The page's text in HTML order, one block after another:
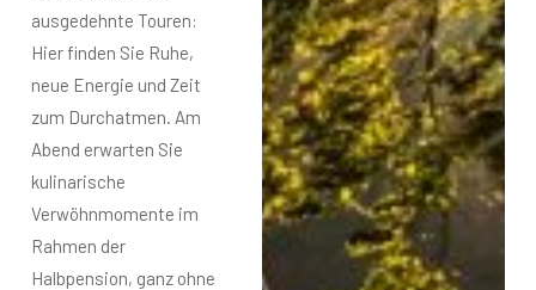
ausgedehnte Touren:
Hier finden Sie Ruhe,
neue Energie und Zeit
zum Durchatmen. Am
Abend erwarten Sie
kulinarische
Verwöhnmomente im
Rahmen der
Halbpension, ganz ohne